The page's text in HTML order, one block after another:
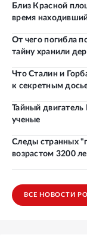
Близ Красной
время
От чего погибла
тайну хранили
Что Сталин и
к секретным
Тайный
ученые
Следы странных
возрастом 3200
ВСЕ НОВОСТИ